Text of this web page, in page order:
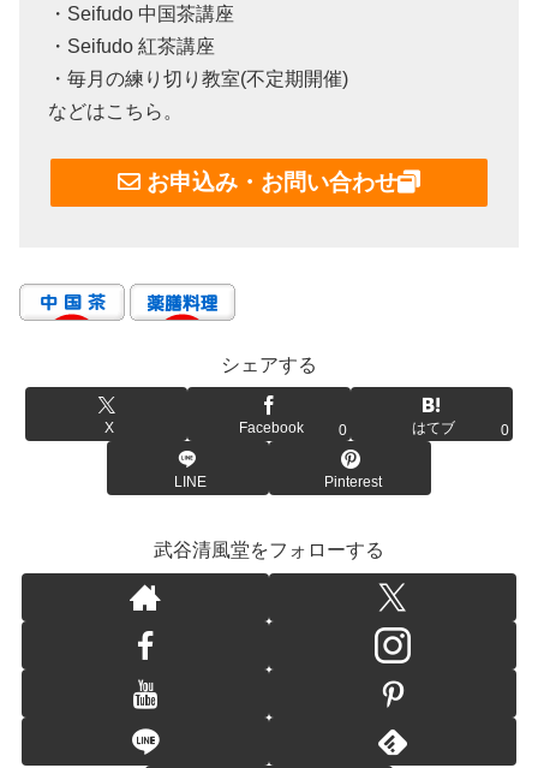
・Seifudo 中国茶講座
・Seifudo 紅茶講座
・毎月の練り切り教室(不定期開催)
などはこちら。
お申込み・お問い合わせ
シェアする
X Facebook 0 はてブ 0
LINE Pinterest
武谷清風堂をフォローする